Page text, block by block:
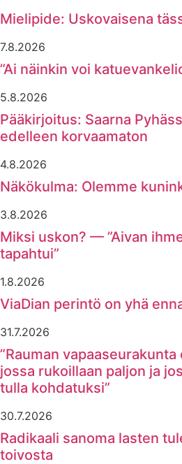
Mielipide: Uskovaisena
7.8.2026
”Ai näinkin voi
5.8.2026
Pääkirjoitus: Saarna
edelleen korvaamaton
4.8.2026
Näkökulma: Olemme
3.8.2026
Miksi uskon? — ”Aivan
tapahtui”
1.8.2026
ViaDian perintö on yhä
31.7.2026
”Rauman
jossa rukoillaan paljon ja
tulla kohdatuksi”
30.7.2026
Radikaali sanoma lasten
toivosta